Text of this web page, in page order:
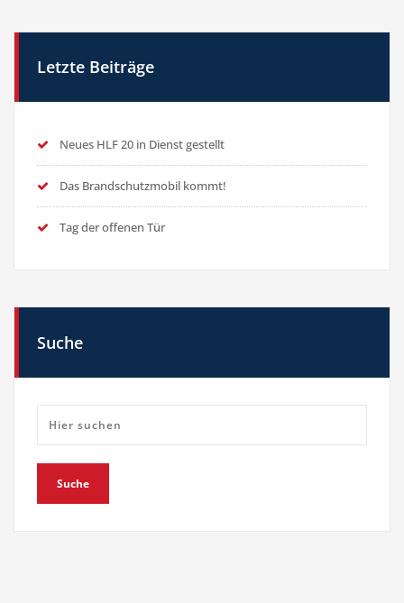
Letzte Beiträge
Neues HLF 20 in Dienst gestellt
Das Brandschutzmobil kommt!
Tag der offenen Tür
Suche